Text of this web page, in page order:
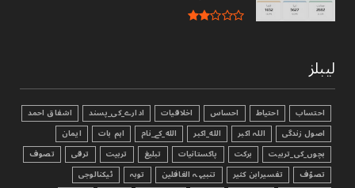
لیبلز
احتساب احتیاط احساس اخلاقیات ادارے_کی_پسند
اشفاق احمد
اصول زندگی
اللہ اکبر الله_اکبر الله_کے_نام اہم بات
ایمان
بچوں_کی_تربیت
برکت پاکستانیات تبليغ تربیت ترقی
تصوف
تصوّف
تفسیرابن کثیر تنبیہہ الغافلین توبہ
ٹیکنالوجی